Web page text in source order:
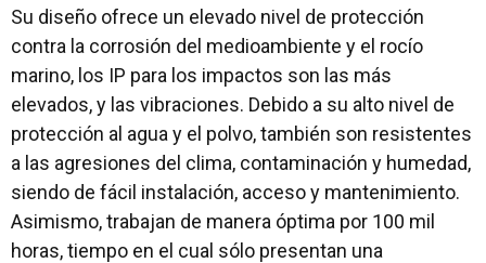
Su diseño ofrece un elevado nivel de protección
contra la corrosión del medioambiente y el rocío
marino, los IP para los impactos son las más
elevados, y las vibraciones. Debido a su alto nivel de
protección al agua y el polvo, también son resistentes
a las agresiones del clima, contaminación y humedad,
siendo de fácil instalación, acceso y mantenimiento.
Asimismo, trabajan de manera óptima por 100 mil
horas, tiempo en el cual sólo presentan una